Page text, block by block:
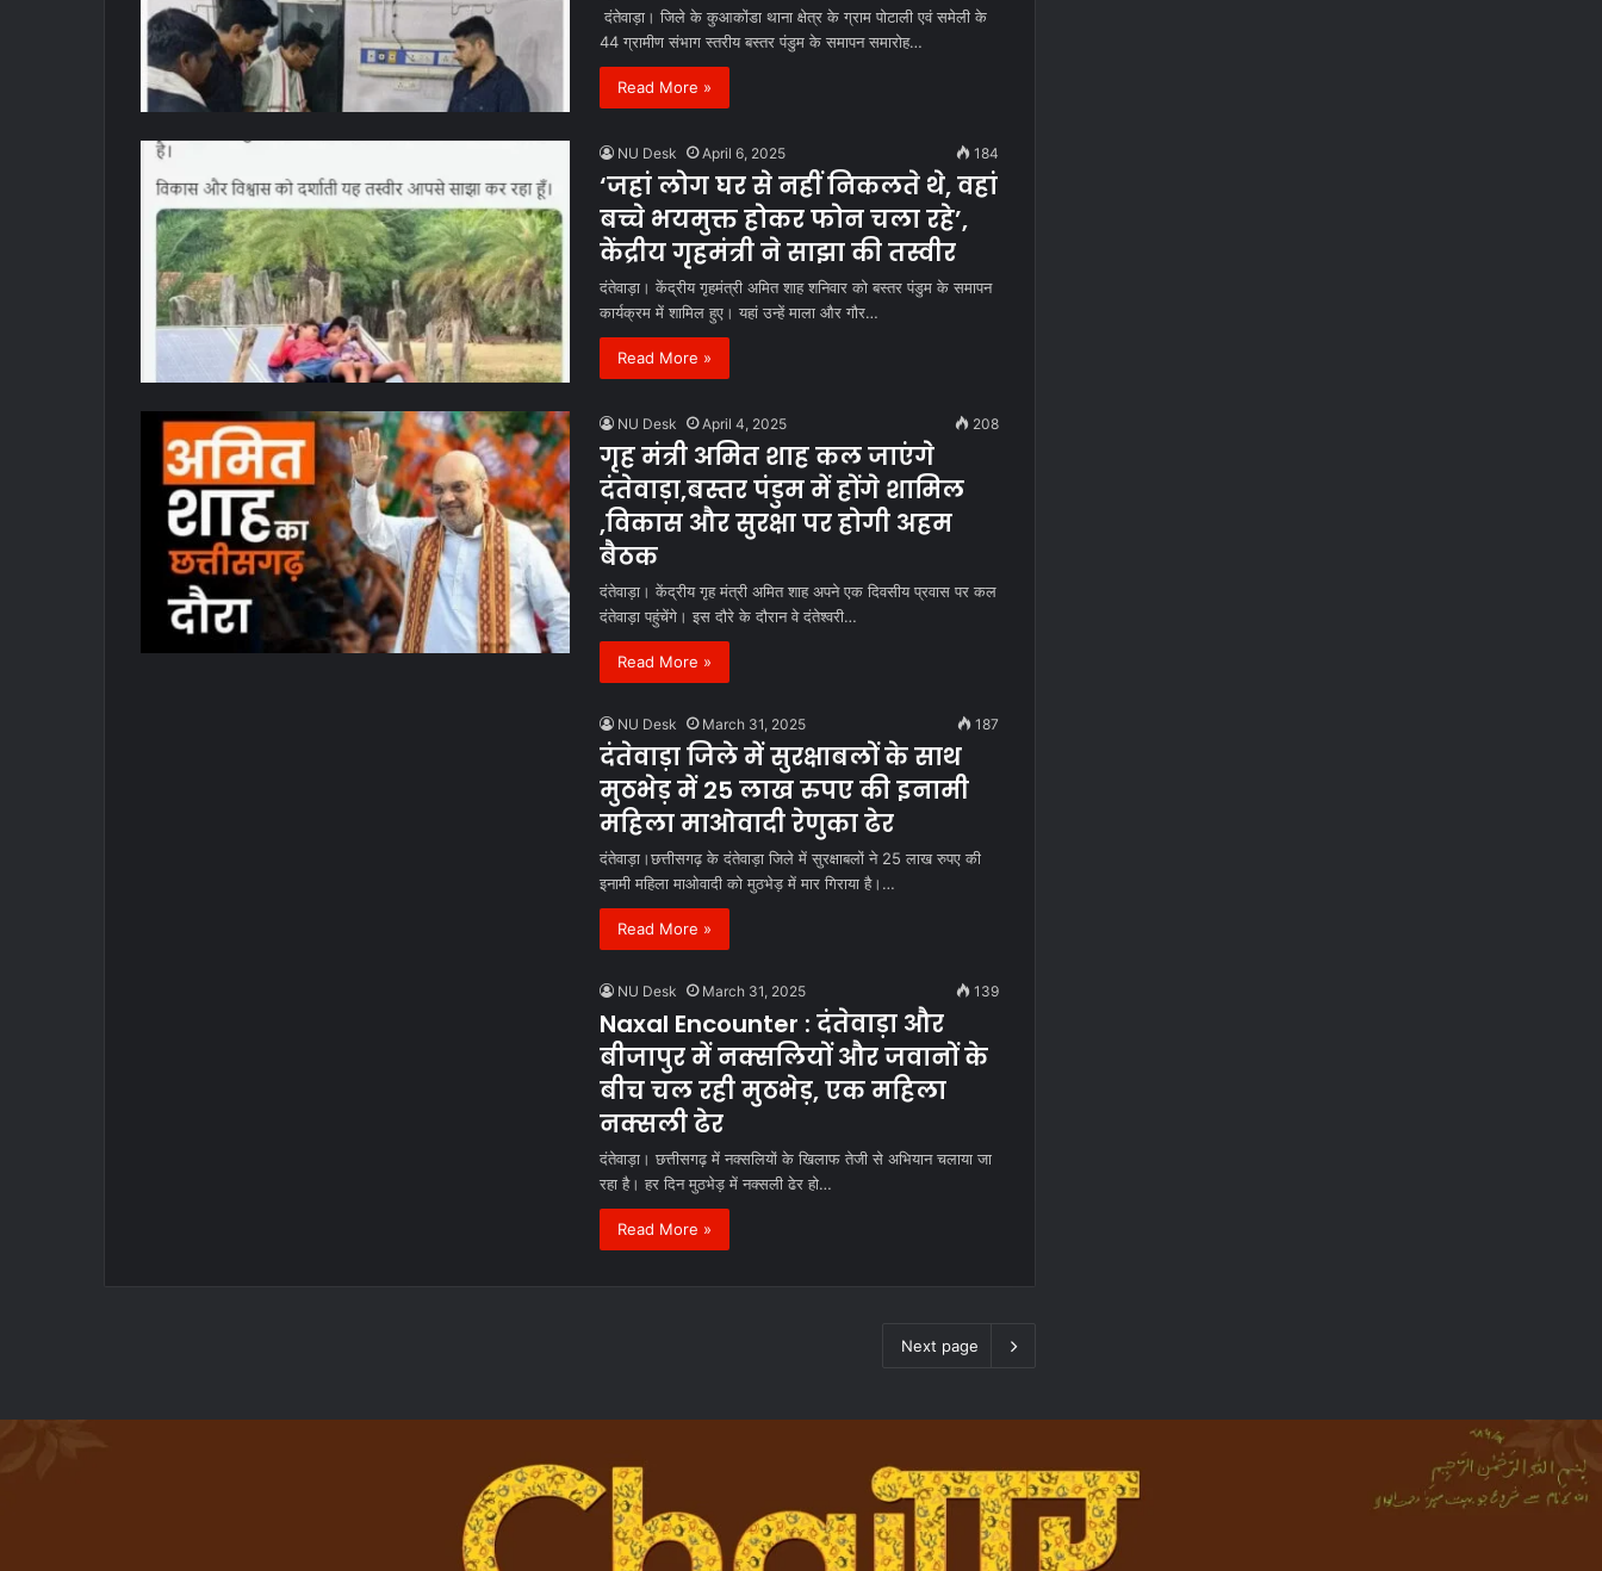
दंतेवाड़ा। जिले के कुआकोंडा थाना क्षेत्र के ग्राम पोटाली एवं समेली के
44 ग्रामीण संभाग स्तरीय बस्तर पंडुम के समापन समारोह…
Read More »
NU Desk April 6, 2025 184
‘जहां लोग घर से नहीं निकलते थे, वहां
बच्चे भयमुक्त होकर फोन चला रहे’,
केंद्रीय गृहमंत्री ने साझा की तस्वीर
दंतेवाड़ा। केंद्रीय गृहमंत्री अमित शाह शनिवार को बस्तर पंडुम के समापन
कार्यक्रम में शामिल हुए। यहां उन्हें माला और गौर…
Read More »
NU Desk April 4, 2025 208
गृह मंत्री अमित शाह कल जाएंगे
दंतेवाड़ा,बस्तर पंडुम में होंगे शामिल
,विकास और सुरक्षा पर होगी अहम
बैठक
दंतेवाड़ा। केंद्रीय गृह मंत्री अमित शाह अपने एक दिवसीय प्रवास पर कल
दंतेवाड़ा पहुंचेंगे। इस दौरे के दौरान वे दंतेश्वरी…
Read More »
NU Desk March 31, 2025 187
दंतेवाड़ा जिले में सुरक्षाबलों के साथ
मुठभेड़ में 25 लाख रुपए की इनामी
महिला माओवादी रेणुका ढेर
दंतेवाड़ा।छत्तीसगढ़ के दंतेवाड़ा जिले में सुरक्षाबलों ने 25 लाख रुपए की
इनामी महिला माओवादी को मुठभेड़ में मार गिराया है।…
Read More »
NU Desk March 31, 2025 139
Naxal Encounter : दंतेवाड़ा और
बीजापुर में नक्सलियों और जवानों के
बीच चल रही मुठभेड़, एक महिला
नक्सली ढेर
दंतेवाड़ा। छत्तीसगढ़ में नक्सलियों के खिलाफ तेजी से अभियान चलाया जा
रहा है। हर दिन मुठभेड़ में नक्सली ढेर हो…
Read More »
Next page